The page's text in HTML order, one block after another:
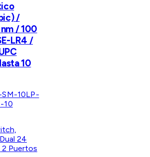
/
/ 100
LR4 /
10
10LP-
10